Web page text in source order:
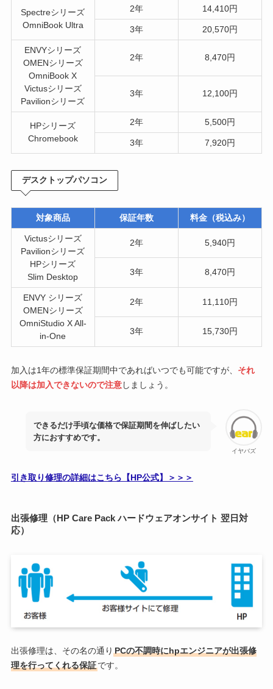
Spectreシリーズ
OmniBook Ultra
2年 14,410円
3年 20,570円
ENVYシリーズ
OMENシリーズ
OmniBook X
Victusシリーズ
Pavilionシリーズ
2年 8,470円
3年 12,100円
HPシリーズ
Chromebook
2年 5,500円
3年 7,920円
デスクトップパソコン
対象商品 保証年数 料金（税込み）
Victusシリーズ
Pavilionシリーズ
HPシリーズ
Slim Desktop
2年 5,940円
3年 8,470円
ENVY シリーズ
OMENシリーズ
OmniStudio X All-
in-One
2年 11,110円
3年 15,730円
加入は1年の標準保証期間中であればいつでも可能ですが、 それ
以降は加入できないので注意しましょう。
イヤバズ
できるだけ手頃な価格で保証期間を伸ばしたい
方におすすめです。
引き取り修理の詳細はこちら【HP公式】＞＞＞
出張修理（HP Care Pack ハードウェアオンサイト 翌日対
応）
出張修理は、その名の通り PCの不調時にhpエンジニアが出張修
理を行ってくれる保証 です。